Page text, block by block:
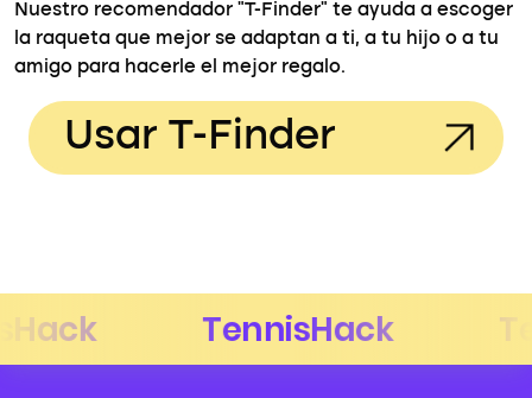
Nuestro recomendador "T-Finder" te ayuda a escoger
la raqueta que mejor se adaptan a ti, a tu hijo o a tu
amigo para hacerle el mejor regalo.
Usar T-Finder